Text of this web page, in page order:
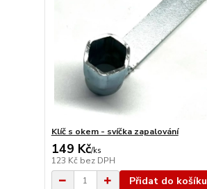
Klíč s okem - svíčka zapalování
149 Kč/ks
123 Kč bez DPH
Přidat do košíku